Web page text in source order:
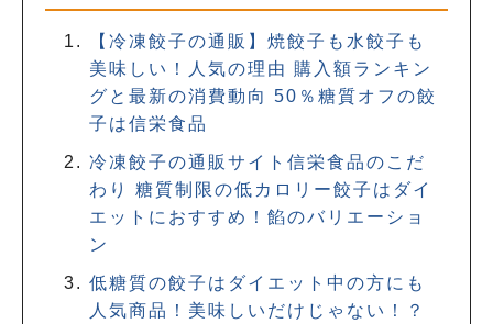
【冷凍餃子の通販】焼餃子も水餃子も
美味しい！人気の理由 購入額ランキン
グと最新の消費動向 50％糖質オフの餃
子は信栄食品
冷凍餃子の通販サイト信栄食品のこだ
わり 糖質制限の低カロリー餃子はダイ
エットにおすすめ！餡のバリエーショ
ン
低糖質の餃子はダイエット中の方にも
人気商品！美味しいだけじゃない！？